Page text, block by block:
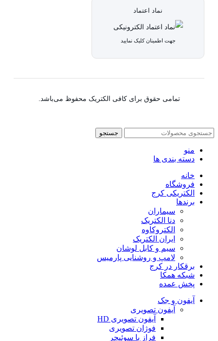
نماد اعتماد
جهت اطمینان کلیک نمایید
تمامی حقوق برای کافی الکتریک محفوظ می‌باشد.
جستجو
منو
دسته بندی ها
خانه
فروشگاه
الکتریکی کرج
برندها
سیماران
دنا الکتریک
الکتروکاوه
ایران الکتریک
سیم و کابل لوشان
لامپ و روشنایی پارمیس
برقکار در کرج
شبکه همکا
پخش عمده
آیفون و جک
آیفون تصویری
آیفون تصویری HD
فوژان تصویری
فراز با سوئیچر